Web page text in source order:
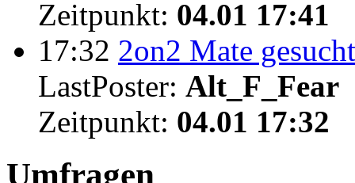
Zeitpunkt: 04.01 17:41
17:32 2on2 Mate gesucht
LastPoster: Alt_F_Fear
Zeitpunkt: 04.01 17:32
Umfragen